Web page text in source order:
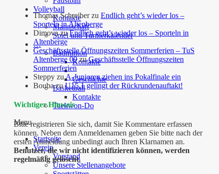
Volleyball
Kontakte
Mannschaft
Spiel und Turnierkalender
…
Badminton
Kontakte
Geschichte
Basketball
Kontakte
Taekwon-Do
Menu
Startseite
Verein
Vorstand
Unsere Stellenangebote
Thomas Schreiberzu Endlich geht’s wieder los –
Sporteln in Altenberge
DimovazuEndlich geht’s wieder los – Sporteln in
Altenberge
Geschäftsstelle Öffnungszeiten Sommerferien – TuS
Altenberge 09zuGeschäftsstelle Öffnungszeiten
Sommerferien
Steppy zuA-Junioren ziehen ins Pokalfinale ein
BoubazuU15.1 gelingt der Rückrundenauftakt!
Wichtiger Hinweis
Bitte registrieren Sie sich, damit Sie Kommentare erfassen
können. Neben dem Anmeldenamen geben Sie bitte nach der
ersten Anmeldung unbedingt auch Ihren Klarnamen an.
Benutzer, die wir nicht identifizieren können, werden
regelmäßig gelöscht.